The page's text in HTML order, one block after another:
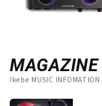
MAGAZINE
Ikebe MUSIC